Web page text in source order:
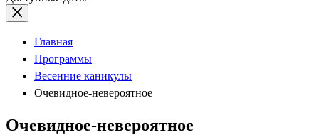
Главная
Программы
Весенние каникулы
Очевидное-невероятное
Очевидное-невероятное